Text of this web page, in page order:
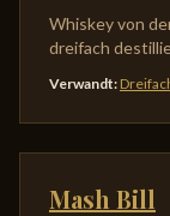
Whiskey von
dreifach
Verwandt:
Mash Bill